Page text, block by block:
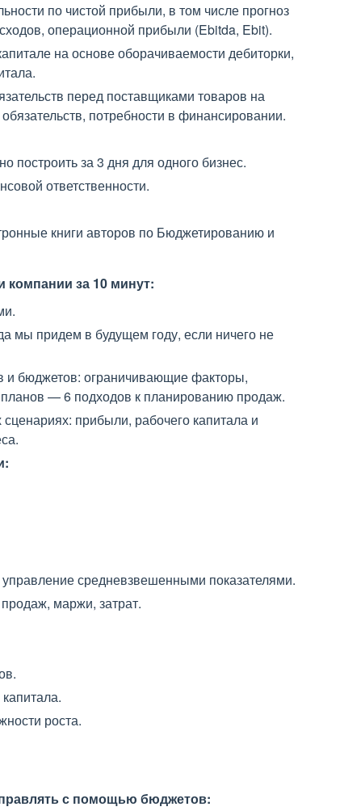
по чистой прибыли, в том числе прогноз
операционной прибыли (Ebitda, Ebit).
на основе оборачиваемости дебиторки,
перед поставщиками товаров на
потребности в финансировании.
за 3 дня для одного бизнес.
ответственности.
книги авторов по Бюджетированию и
компании за 10 минут:
мы придем в будущем году, если ничего не
и бюджетов: ограничивающие факторы,
планов — 6 подходов к планированию продаж.
прибыли, рабочего капитала и
средневзвешенными показателями.
маржи, затрат.
роста.
с помощью бюджетов: